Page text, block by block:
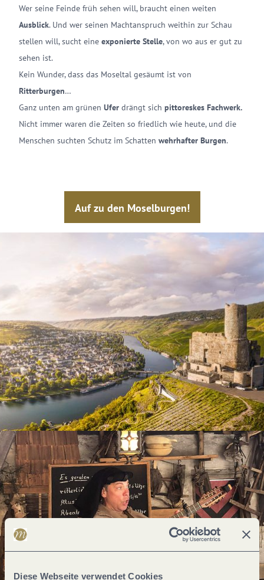
Diese Webseite verwendet Cookies
Wer seine Feinde früh sehen will, braucht einen weiten
Ausblick. Und wer seinen Machtanspruch weithin zur Schau
stellen will, sucht eine exponierte Stelle, von wo aus er gut zu
sehen ist.
Kein Wunder, dass das Moseltal gesäumt ist von
Ritterburgen…
Ganz unten am grünen Ufer drängt sich pittoreskes Fachwerk.
Nicht immer waren die Zeiten so friedlich wie heute, und die
Menschen suchten Schutz im Schatten wehrhafter Burgen.
Auf zu den Moselburgen!